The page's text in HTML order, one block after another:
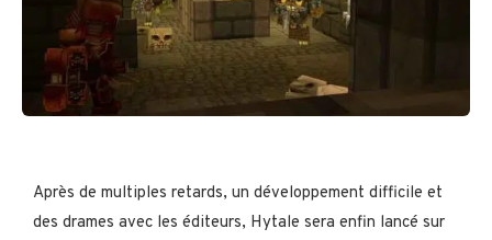
Après de multiples retards, un développement difficile et
des drames avec les éditeurs, Hytale sera enfin lancé sur